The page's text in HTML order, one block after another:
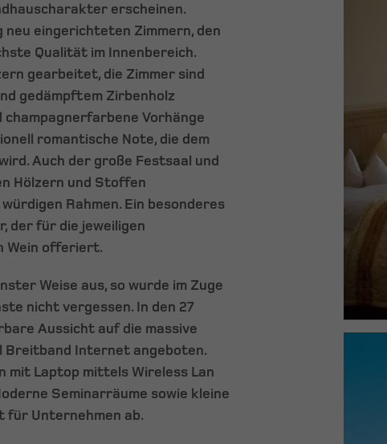
erscheinen.
neu eingerichteten Zimmern, den
Qualität im Innenbereich.
gearbeitet, die Zimmer sind
gedämpftem Zirbenholz
Vorhänge
romantische Note, die dem
Auch der große Festsaal und
Hölzern und Stoffen
Rahmen. Ein besonderes
der für die jeweiligen
Wein offeriert.
Weise aus, so wurde im Zuge
nicht vergessen. In den 27
Aussicht auf die massive
Breitband Internet angeboten.
mit Laptop mittels Wireless Lan
Seminarräume sowie kleine
für Unternehmen ab.